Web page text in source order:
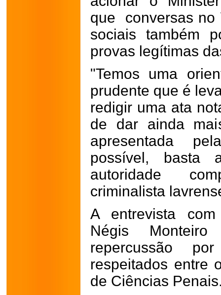
que conversas no
sociais também
provas legítimas
"Temos uma
prudente que é
redigir uma ata
de dar ainda
apresentada
possível, basta
autoridade
criminalista
A entrevista
Négis
repercussão
respeitados entre
de Ciências